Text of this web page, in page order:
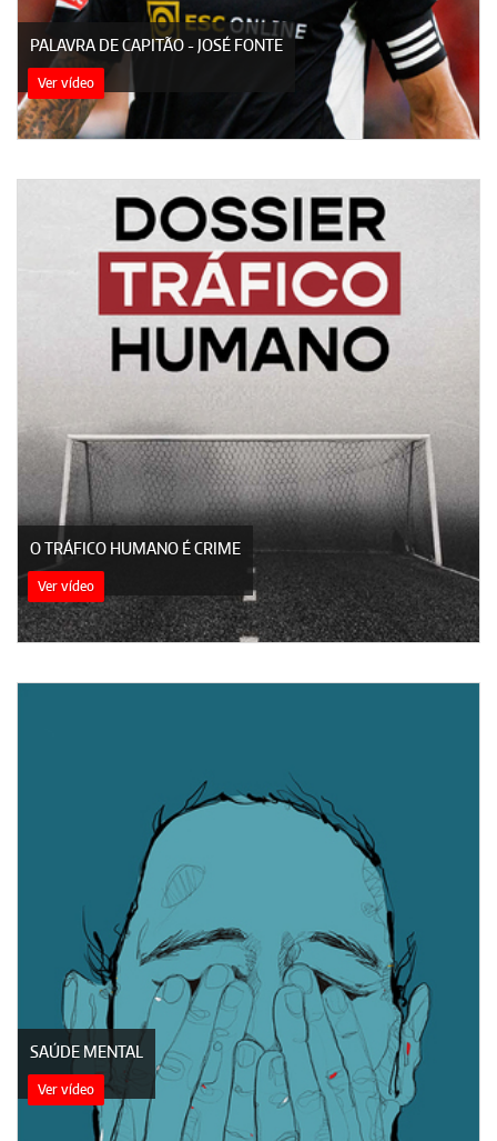
PALAVRA DE CAPITÃO - JOSÉ FONTE
Ver vídeo
O TRÁFICO HUMANO É CRIME
Ver vídeo
SAÚDE MENTAL
Ver vídeo